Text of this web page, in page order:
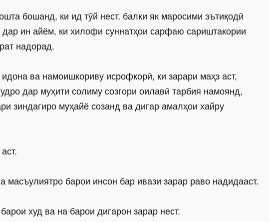
бошанд, ки ид тӯй нест, балки як маросими эътиқодӣ
ин айём, ки хилофи суннатҳои сарфаю сариштакории
надорад.
ва намоишкориву исрофкорӣ, ки зарари маҳз аст,
дар муҳити солиму созгори оилавӣ тарбия намоянд,
зиндагиро муҳайё созанд ва дигар амалҳои хайру
барои инсон бар ивази зарар раво надидааст.
худ ва на барои дигарон зарар нест.